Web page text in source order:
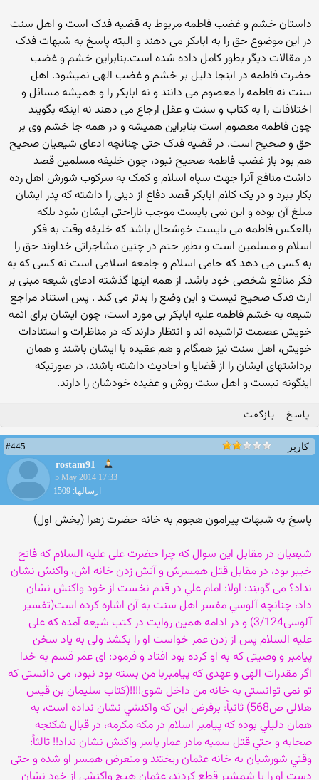
داستان خشم و غضب فاطمه مربوط به قضیه فدک است و اهل سنت
در این موضوع حق را به ابابکر می دهند و البته پاسخ به شبهات فدک
در مقالات دیگر بطور کامل داده شده است.بنابراین خشم و غضب
حضرت فاطمه در اینجا دلیل بر خشم و غضب الهی نمیشود. اهل
سنت نه فاطمه را معصوم می دانند و نه ابابکر را و همیشه مسائل و
اختلافات را به کتاب و سنت و عقل ارجاع می دهند نه اینکه بگویند
چون فاطمه معصوم است بنابراین همیشه و در همه جا خشم وی بر
حق و صحیح است. در قضیه فدک حتی چنانچه ادعای شیعیان صحیح
هم بود باز غضب فاطمه صحیح نبود، چون خلیفه مسلمین قصد
داشت منافع آنرا جهت سپاه اسلام و کمک به سرکوب شورش اهل رده
بکار ببرد و در یک کلام ابابکر قصد دفاع از دینی را داشته که پدر ایشان
مبلغ آن بوده و این نمی بایست موجب ناراحتی ایشان شود بلکه
بالعکس فاطمه می بایست خوشحال باشد که خلیفه وقت به فکر
اسلام و مسلمین است و بطور حتم در چنین مشاجراتی خداوند حق را
به کسی می دهد که حامی اسلام و جامعه اسلامی است نه کسی که به
فکر منافع شخصی خود باشد. از همه اینها گذشته ادعای شیعه مبنی بر
ارث فدک صحیح نیست و این وضع را بدتر می کند . پس استناد مراجع
شیعه به خشم فاطمه علیه ابابکر بی مورد است، چون ایشان برای ائمه
خویش عصمت تراشیده اند و انتظار دارند که در مناظرات و استنادات
خویش، اهل سنت نیز همگام و هم عقیده با ایشان باشند و همان
برداشتهای ایشان را از قضایا و احادیث داشته باشند، در صورتیکه
اینگونه نیست و اهل سنت روش و عقیده خودشان را دارند.
پاسخ بازگفت
کاربر
#445
rostam91
5 May 2014 17:33
ارسالها: 1509
پاسخ به شبهات پیرامون هجوم به خانه حضرت زهرا (بخش اول)
شیعیان در مقابل این سوال که چرا حضرت علی عليه السلام که فاتح
خیبر بود، در مقابل قتل همسرش و آتش زدن خانه اش، واکنش نشان
نداد؟ می گویند: اولا: امام علي در قدم نخست از خود واكنش نشان
داد، چنانچه آلوسي مفسر اهل سنت به آن اشاره کرده است(تفسیر
آلوسی3/124) و در ادامه همین روایت در کتب شیعه آمده که علی
عليه السلام پس از زدن عمر خواست او را بکشد ولی به یاد سخن
پیامبر و وصیتی که به او کرده بود افتاد و فرمود: ای عمر قسم به خدا
اگر مقدرات الهی و عهدی که پیامبربا من بسته بود نبود، می دانستی که
تو نمی توانستی به خانه من داخل شوی!!!!(کتاب سلیمان بن قیس
هلالی ص568) ثانياً: برفرض اين كه واكنشي نشان نداده است، به
همان دليلي بوده كه پيامبر اسلام در مكه مكرمه، در قبال شكنجه
صحابه و حتي قتل سميه مادر عمار ياسر واكنش نشان نداد!! ثالثاً:
وقتي شورشیان به خانه عثمان ريختند و متعرض همسر او شده و حتی